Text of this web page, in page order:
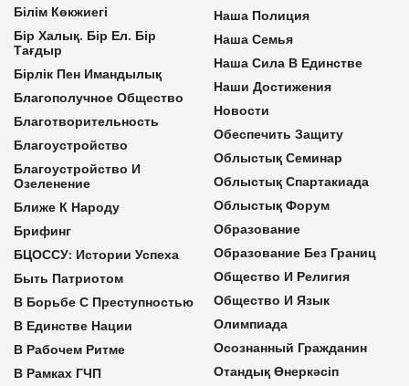
Білім Көкжиегі
Бір Халық. Бір Ел. Бір
Тағдыр
Бірлік Пен Имандылық
Благополучное Общество
Благотворительность
Благоустройство
Благоустройство И
Озеленение
Ближе К Народу
Брифинг
БЦОССУ: Истории Успеха
Быть Патриотом
В Борьбе С Преступностью
В Единстве Нации
В Рабочем Ритме
В Рамках ГЧП
Наша Полиция
Наша Семья
Наша Сила В Единстве
Наши Достижения
Новости
Обеспечить Защиту
Облыстық Семинар
Облыстық Спартакиада
Облыстық Форум
Образование
Образование Без Границ
Общество И Религия
Общество И Язык
Олимпиада
Осознанный Гражданин
Отандық Өнеркәсіп